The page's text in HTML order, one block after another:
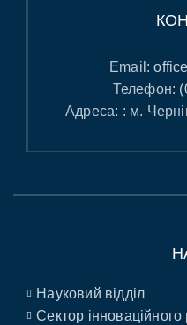
Email:
Телефон:
Адреса: : м.
Науковий відділ
Сектор інноваційного